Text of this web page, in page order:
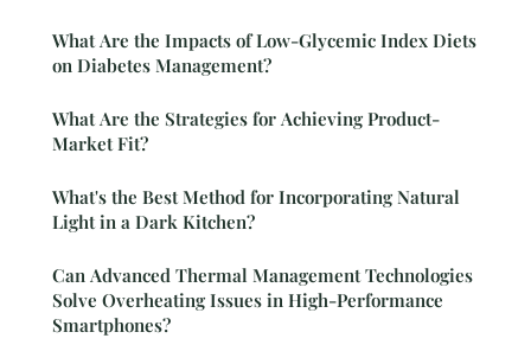
What Are the Impacts of Low-Glycemic Index Diets
on Diabetes Management?
What Are the Strategies for Achieving Product-
Market Fit?
What's the Best Method for Incorporating Natural
Light in a Dark Kitchen?
Can Advanced Thermal Management Technologies
Solve Overheating Issues in High-Performance
Smartphones?